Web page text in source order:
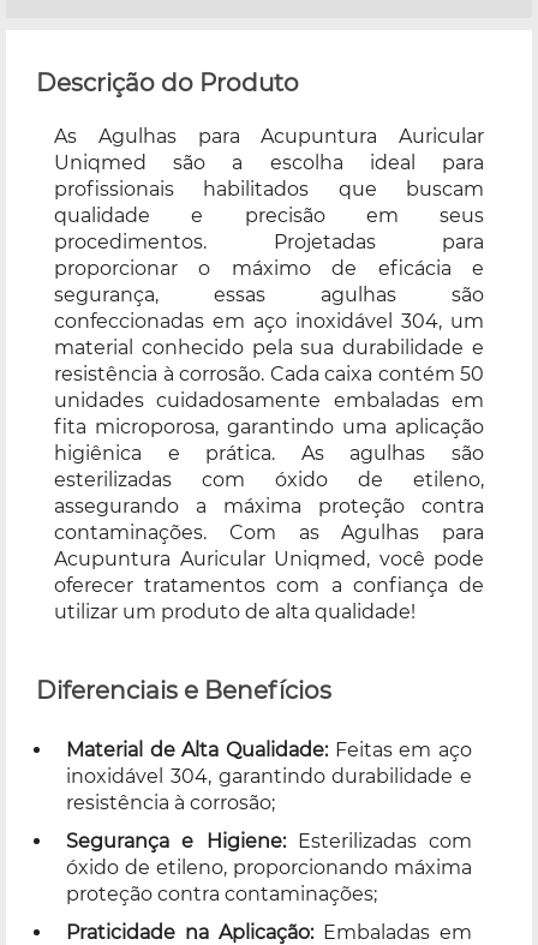
Descrição do Produto
As Agulhas para Acupuntura Auricular
Uniqmed são a escolha ideal para
profissionais habilitados que buscam
qualidade e precisão em seus
procedimentos. Projetadas para
proporcionar o máximo de eficácia e
segurança, essas agulhas são
confeccionadas em aço inoxidável 304, um
material conhecido pela sua durabilidade e
resistência à corrosão. Cada caixa contém 50
unidades cuidadosamente embaladas em
fita microporosa, garantindo uma aplicação
higiênica e prática. As agulhas são
esterilizadas com óxido de etileno,
assegurando a máxima proteção contra
contaminações. Com as Agulhas para
Acupuntura Auricular Uniqmed, você pode
oferecer tratamentos com a confiança de
utilizar um produto de alta qualidade!
Diferenciais e Benefícios
Material de Alta Qualidade:Feitas em aço
inoxidável 304, garantindo durabilidade e
resistência à corrosão;
Segurança e Higiene:Esterilizadas com
óxido de etileno, proporcionando máxima
proteção contra contaminações;
Praticidade na Aplicação:Embaladas em